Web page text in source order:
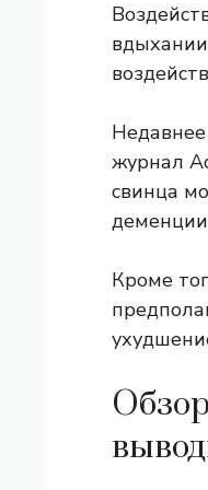
журнал
свинца
Кроме